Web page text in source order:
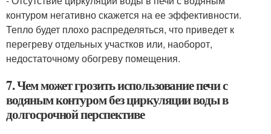
контуром негативно скажется на ее эффективности.
Тепло будет плохо распределяться, что приведет к
перегреву отдельных участков или, наоборот,
недостаточному обогреву помещения.
7. Чем может грозить использование печи с
водяным контуром без циркуляции воды в
долгосрочной перспективе